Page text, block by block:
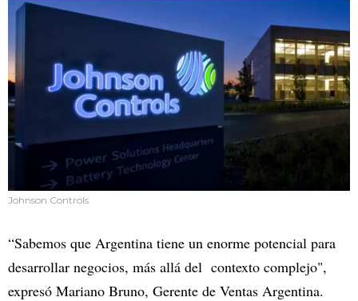
Johnson Controls
“Sabemos que Argentina tiene un enorme potencial para
desarrollar negocios, más allá del contexto complejo",
expresó Mariano Bruno, Gerente de Ventas Argentina.